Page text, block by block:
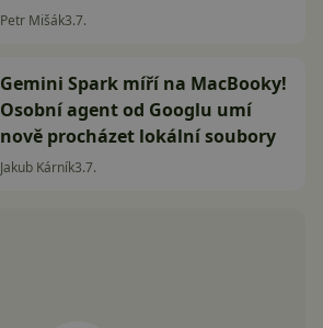
Petr Mišák3.7.
Gemini Spark míří na MacBooky!
Osobní agent od Googlu umí
nově procházet lokální soubory
Jakub Kárník3.7.